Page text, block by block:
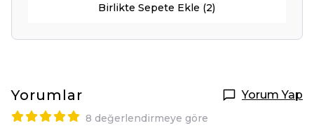
Birlikte Sepete Ekle (2)
Yorumlar Yorum Yap
8 değerlendirmeye göre